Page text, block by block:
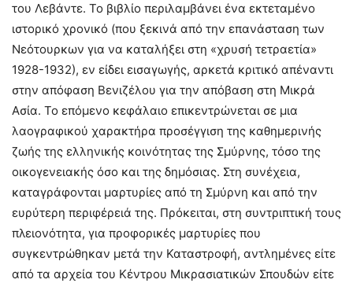
του Λεβάντε. Το βιβλίο περιλαμβάνει ένα εκτεταμένο
ιστορικό χρονικό (που ξεκινά από την επανάσταση των
Νεότουρκων για να καταλήξει στη «χρυσή τετραετία»
1928-1932), εν είδει εισαγωγής, αρκετά κριτικό απέναντι
στην απόφαση Βενιζέλου για την απόβαση στη Μικρά
Ασία. Το επόμενο κεφάλαιο επικεντρώνεται σε μια
λαογραφικού χαρακτήρα προσέγγιση της καθημερινής
ζωής της ελληνικής κοινότητας της Σμύρνης, τόσο της
οικογενειακής όσο και της δημόσιας. Στη συνέχεια,
καταγράφονται μαρτυρίες από τη Σμύρνη και από την
ευρύτερη περιφέρειά της. Πρόκειται, στη συντριπτική τους
πλειονότητα, για προφορικές μαρτυρίες που
συγκεντρώθηκαν μετά την Καταστροφή, αντλημένες είτε
από τα αρχεία του Κέντρου Μικρασιατικών Σπουδών είτε